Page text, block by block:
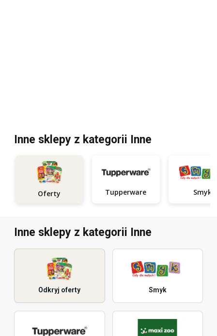
Inne sklepy z kategorii Inne
Oferty Tupperware Smyk
Inne sklepy z kategorii Inne
Odkryj oferty Smyk